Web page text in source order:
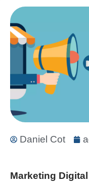
Daniel Cot
Marketing Digital